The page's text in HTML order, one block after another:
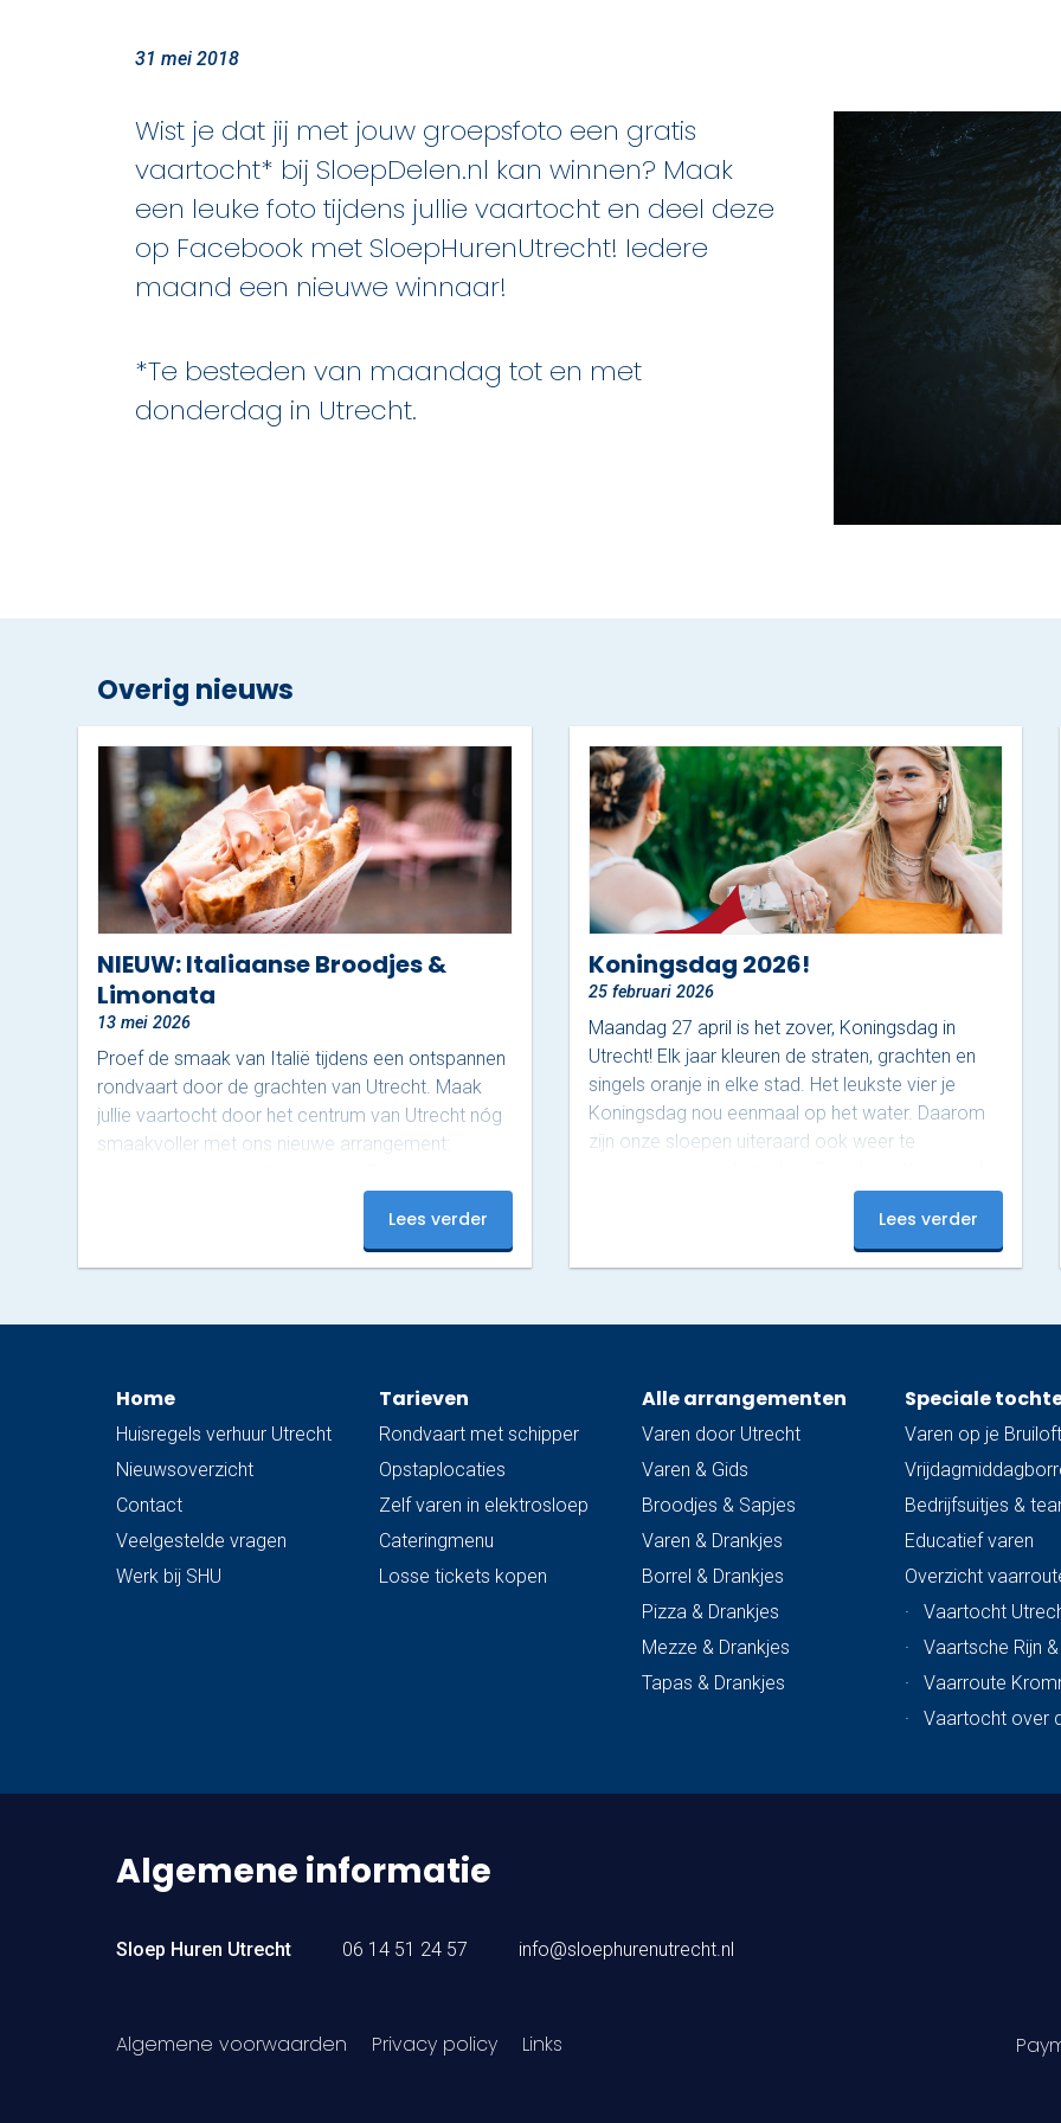
31 mei 2018
Wist je dat jij met jouw groepsfoto een gratis
vaartocht* bij SloepDelen.nl kan winnen? Maak
een leuke foto tijdens jullie vaartocht en deel deze
op Facebook met SloepHurenUtrecht! Iedere
maand een nieuwe winnaar!
*Te besteden van maandag tot en met
donderdag in Utrecht.
Overig nieuws
NIEUW: Italiaanse Broodjes &
Limonata
13 mei 2026
Proef de smaak van Italië tijdens een ontspannen
rondvaart door de grachten van Utrecht. Maak
jullie vaartocht door het centrum van Utrecht nóg
smaakvoller met ons nieuwe arrangement:
schipper jullie ontspannen rondvaart langs de
grachten, genieten jullie aan boord van rijkelijk
belegde Italiaanse broodjes, ook wel ‘schiacciata’
volgens een…
Lees verder
Koningsdag 2026!
25 februari 2026
Maandag 27 april is het zover, Koningsdag in
Utrecht! Elk jaar kleuren de straten, grachten en
singels oranje in elke stad. Het leukste vier je
Koningsdag nou eenmaal op het water. Daarom
zijn onze sloepen uiteraard ook weer te
helemaal vol tijdens deze populaire dag, maar ’s
avonds zijn er nog plekjes vrij! Op dit moment
hebben we nog 3 sloepen beschikbaar van 18:00
Lees verder
Home
Huisregels verhuur Utrecht
Nieuwsoverzicht
Contact
Veelgestelde vragen
Werk bij SHU
Tarieven
Rondvaart met schipper
Opstaplocaties
Zelf varen in elektrosloep
Cateringmenu
Losse tickets kopen
Alle arrangementen
Varen door Utrecht
Varen & Gids
Broodjes & Sapjes
Varen & Drankjes
Borrel & Drankjes
Pizza & Drankjes
Mezze & Drankjes
Tapas & Drankjes
Speciale
Varen op je Bruiloft
Bedrijfsuitjes &
Educatief varen
Overzicht
·
Vaartocht
·
Vaartsche Rijn
·
Vaarroute
·
Vaartocht over
Algemene informatie
Sloep Huren Utrecht 06 14 51 24 57 info@sloephurenutrecht.nl
Algemene voorwaarden Privacy policy Links